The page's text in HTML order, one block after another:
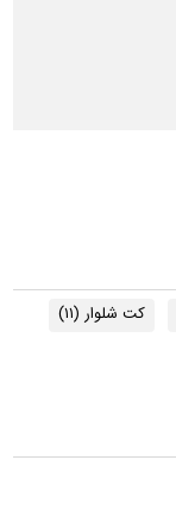
کت شلوار (۱۱)